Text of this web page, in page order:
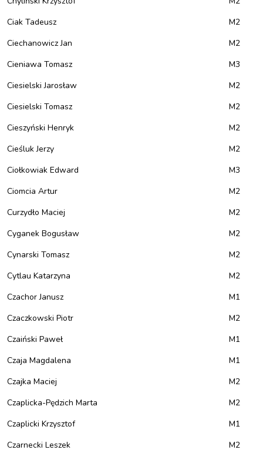
Ciak Tadeusz
M2
Ciechanowicz Jan
M2
Cieniawa Tomasz
M3
Ciesielski Jarosław
M2
Ciesielski Tomasz
M2
Cieszyński Henryk
M2
Cieśluk Jerzy
M2
Ciołkowiak Edward
M3
Ciomcia Artur
M2
Curzydło Maciej
M2
Cyganek Bogusław
M2
Cynarski Tomasz
M2
Cytlau Katarzyna
M2
Czachor Janusz
M1
Czaczkowski Piotr
M2
Czaiński Paweł
M1
Czaja Magdalena
M1
Czajka Maciej
M2
Czaplicka-Pędzich Marta
M2
Czaplicki Krzysztof
M1
Czarnecki Leszek
M2